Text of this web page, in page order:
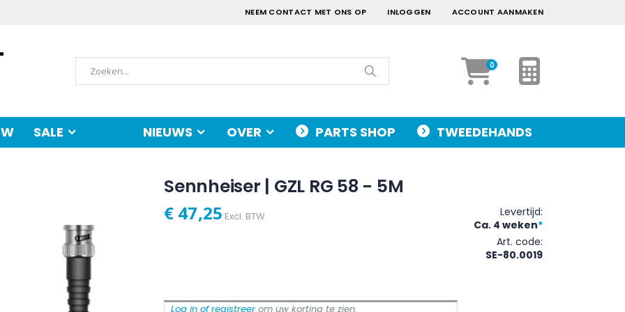
NEEM CONTACT MET ONS OP INLOGGEN ACCOUNT AANMAKEN
Cart
0artikelen Mijn Offerte
SALE NIEUWS OVER PARTS SHOP TWEEDEHANDS
Sennheiser | GZL RG 58 - 5M
€ 47,25 Excl. BTW
Levertijd:
Ca. 4 weken*
Art. code
SE-80.0019
Log in of registreer om uw korting te zien.